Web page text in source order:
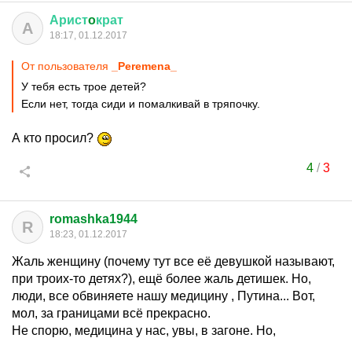
А Аристoкрат
18:17, 01.12.2017
От пользователя
_Peremena_
У тебя есть трое детей?
Если нет, тогда сиди и помалкивай в тряпочку.
А кто просил?
4/3
R romashka1944
18:23, 01.12.2017
Жаль женщину (почему тут все её девушкой называют,
при троих-то детях?), ещё более жаль детишек. Но,
люди, все обвиняете нашу медицину , Путина... Вот,
мол, за границами всё прекрасно.
Не спорю, медицина у нас, увы, в загоне. Но,